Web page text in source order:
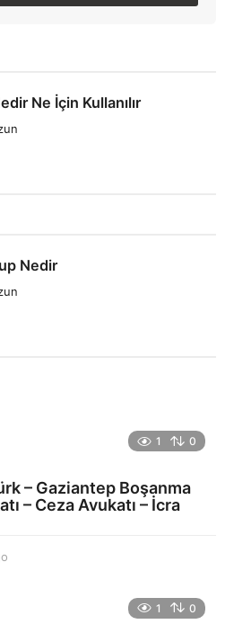
Ne İçin Kullanılır
Nedir
1 0
– Gaziantep Boşanma
– Ceza Avukatı – İcra
1 0